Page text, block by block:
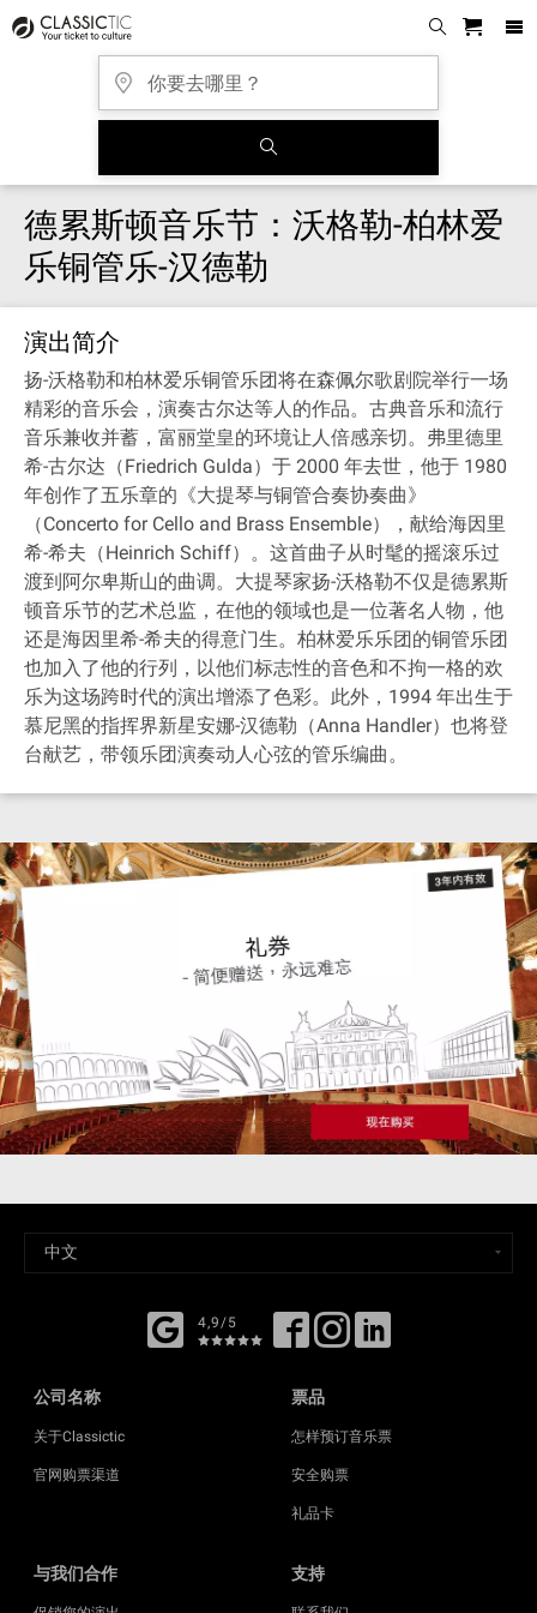
德累斯顿音乐节：沃格勒-柏林爱
乐铜管乐-汉德勒
演出简介
扬-沃格勒和柏林爱乐铜管乐团将在森佩尔歌剧院举行一场
精彩的音乐会，演奏古尔达等人的作品。古典音乐和流行
音乐兼收并蓄，富丽堂皇的环境让人倍感亲切。弗里德里
希-古尔达（Friedrich Gulda）于 2000 年去世，他于 1980
年创作了五乐章的《大提琴与铜管合奏协奏曲》
（Concerto for Cello and Brass Ensemble），献给海因里
希-希夫（Heinrich Schiff）。这首曲子从时髦的摇滚乐过
渡到阿尔卑斯山的曲调。大提琴家扬-沃格勒不仅是德累斯
顿音乐节的艺术总监，在他的领域也是一位著名人物，他
还是海因里希-希夫的得意门生。柏林爱乐乐团的铜管乐团
也加入了他的行列，以他们标志性的音色和不拘一格的欢
乐为这场跨时代的演出增添了色彩。此外，1994 年出生于
慕尼黑的指挥界新星安娜-汉德勒（Anna Handler）也将登
台献艺，带领乐团演奏动人心弦的管乐编曲。
4,9/5
公司名称
关于Classictic
官网购票渠道
票品
怎样预订音乐票
安全购票
礼品卡
与我们合作 支持